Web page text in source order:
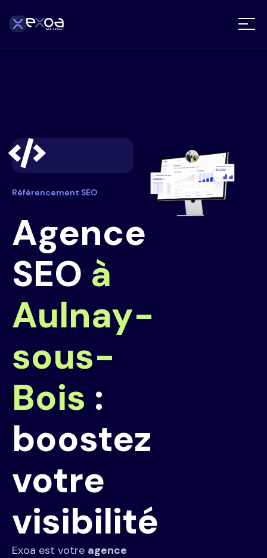
Référencement SEO
Agence
SEO à
Aulnay-
sous-
Bois :
boostez
votre
visibilité
Exoa est votre agence